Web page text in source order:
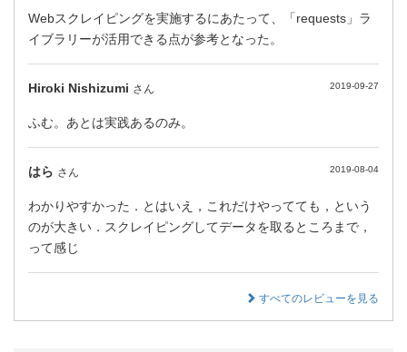
Webスクレイピングを実施するにあたって、「requests」ラ
イブラリーが活用できる点が参考となった。
Hiroki Nishizumi さん 2019-09-27
ふむ。あとは実践あるのみ。
はら さん 2019-08-04
わかりやすかった．とはいえ，これだけやってても，という
のが大きい．スクレイピングしてデータを取るところまで，
って感じ
すべてのレビューを見る